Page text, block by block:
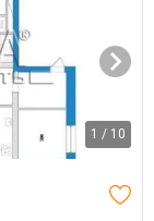
1 / 10